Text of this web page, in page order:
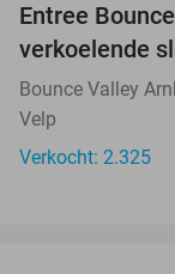
Entree
verkoelende
Bounce Valley
Velp
Verkocht: 2.325